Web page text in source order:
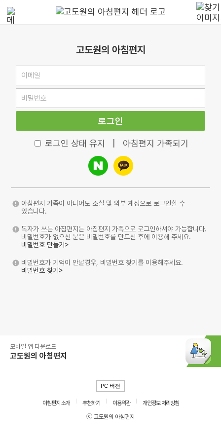
고도원의 아침편지
로그인
로그인 상태 유지 아침편지 가족되기
아침편지 가족이 아니어도 소셜 및 외부 계정으로 로그인할 수
있습니다.
독자가 쓰는 아침편지는 아침편지 가족으로 로그인하셔야 가능합니다.
비밀번호가 없으신 분은 비밀번호를 만드신 후에 이용해 주세요.
비밀번호 만들기>
비밀번호가 기억이 안날경우, 비밀번호 찾기를 이용해주세요.
비밀번호 찾기>
모바일 앱 다운로드
고도원의 아침편지
PC 버전
아침편지 소개 추천하기 이용약관
개인정보 처리방침
ⓒ 고도원의 아침편지